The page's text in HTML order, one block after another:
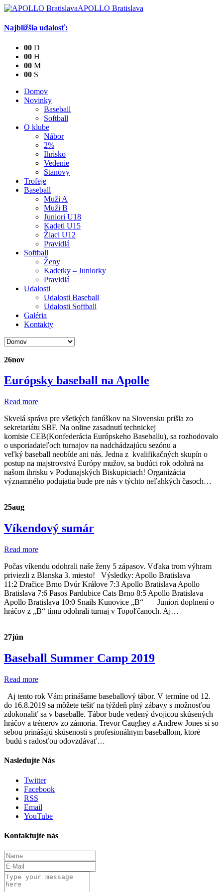
APOLLO Bratislava
Najbližšia udalosť:
00 D
00 H
00 M
00 S
Domov
Novinky
Baseball
Softball
O klube
Nábor
2%
Ihrisko
Vedenie
Stanovy
Trofeje
Baseball
Muži A
Muži B
Juniori U18
Kadeti U15
Žiaci U12
Pravidlá
Softball
Ženy
Kadetky – Juniorky
Pravidlá
Udalosti
Udalosti Baseball
Udalosti Softball
Galéria
Kontakty
26nov
Európsky baseball na Apolle
Read more
Skvelá správa pre všetkých fanúškov na Slovensku prišla zo
sekretariátu SBF. Na online zasadnutí technickej
komisie CEB(Konfederácia Európskeho Baseballu), sa rozhodovalo
o usporiadateľoch turnajov na nadchádzajúcu sezónu a
veľký baseball neobíde ani nás. Jedna z kvalifikačných skupín o
postup na majstrovstvá Európy mužov, sa budúci rok odohrá na
našom ihrisku v Podunajských Biskupiciach! Organizácia
významného podujatia bude pre nás v týchto neľahkých časoch…
25aug
Víkendový sumár
Read more
Počas víkendu odohrali naše ženy 5 zápasov. Vďaka trom výhram
priviezli z Blanska 3. miesto! Výsledky: Apollo Bratislava
11:2 Dračice Brno Dvúr Králove 7:3 Apollo Bratislava Apollo
Bratislava 7:6 Pasos Pardubice Cats Brno 8:5 Apollo Bratislava
Apollo Bratislava 10:0 Snails Kunovice „B“ Juniori doplnení o
hráčov z „B“ tímu odohrali turnaj v Topoľčanoch. Aj…
27jún
Baseball Summer Camp 2019
Read more
Aj tento rok Vám prinášame baseballový tábor. V termíne od 12.
do 16.8.2019 sa môžete tešiť na týždeň plný zábavy s možnosťou
zdokonaliť sa v baseballe. Tábor bude vedený dvojicou skúsených
hráčov a trénerov zo zámoria. Trevor Caughey a Andrew Jones si so
sebou prinášajú skúsenosti s profesionálnym baseballom, ktoré
budú s radosťou odovzdávať…
Nasledujte Nás
Twitter
Facebook
RSS
Email
YouTube
Kontaktujte nás